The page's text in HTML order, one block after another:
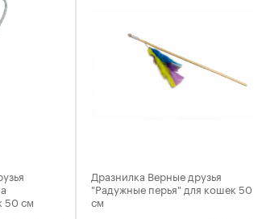
50 см
Дразнилка Верные друзья
"Радужные перья" для кошек 50
см